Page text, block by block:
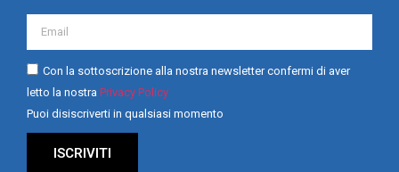
Con la sottoscrizione alla nostra newsletter confermi di aver
letto la nostra Privacy Policy
Puoi disiscriverti in qualsiasi momento
ISCRIVITI